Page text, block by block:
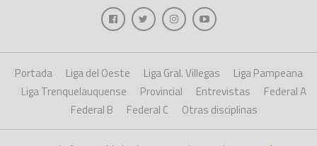
Portada Liga del Oeste Liga Gral. Villegas
Liga Pampeana
Liga Trenquelauquense
Provincial Entrevistas
Federal A
Federal B
Federal C Otras disciplinas